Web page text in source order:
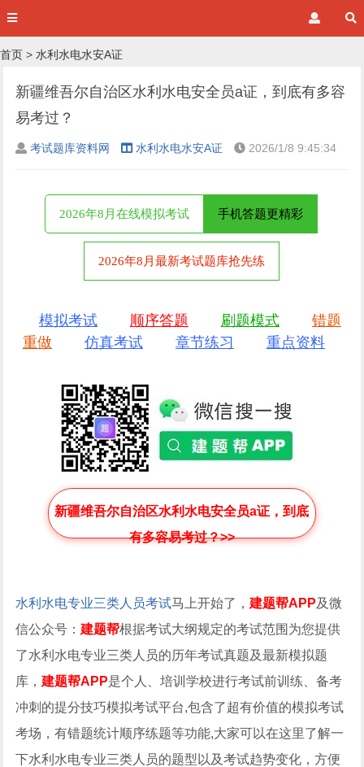
首页 > 水利水电水安A证
新疆维吾尔自治区水利水电安全员a证，到底有多容
易考过？
考试题库资料网 水利水电水安A证 2026/1/8 9:45:34
2026年8月在线模拟考试 手机答题更精彩
2026年8月最新考试题库抢先练
模拟考试 顺序答题 刷题模式
错题
重做
仿真考试 章节练习 重点资料
新疆维吾尔自治区水利水电安全员a证，到底
有多容易考过？>>
水利水电专业三类人员考试马上开始了，建题帮APP及微
信公众号：建题帮根据考试大纲规定的考试范围为您提供
了水利水电专业三类人员的历年考试真题及最新模拟题
库，建题帮APP是个人、培训学校进行考试前训练、备考
冲刺的提分技巧模拟考试平台,包含了超有价值的模拟考试
考场，有错题统计顺序练题等功能,大家可以在这里了解一
下水利水电专业三类人员的题型以及考试趋势变化，方便